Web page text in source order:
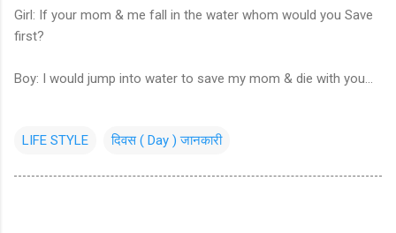
Girl: If your mom & me fall in the water whom would you Save
first?
Boy: I would jump into water to save my mom & die with you...
LIFE STYLE दिवस ( Day ) जानकारी